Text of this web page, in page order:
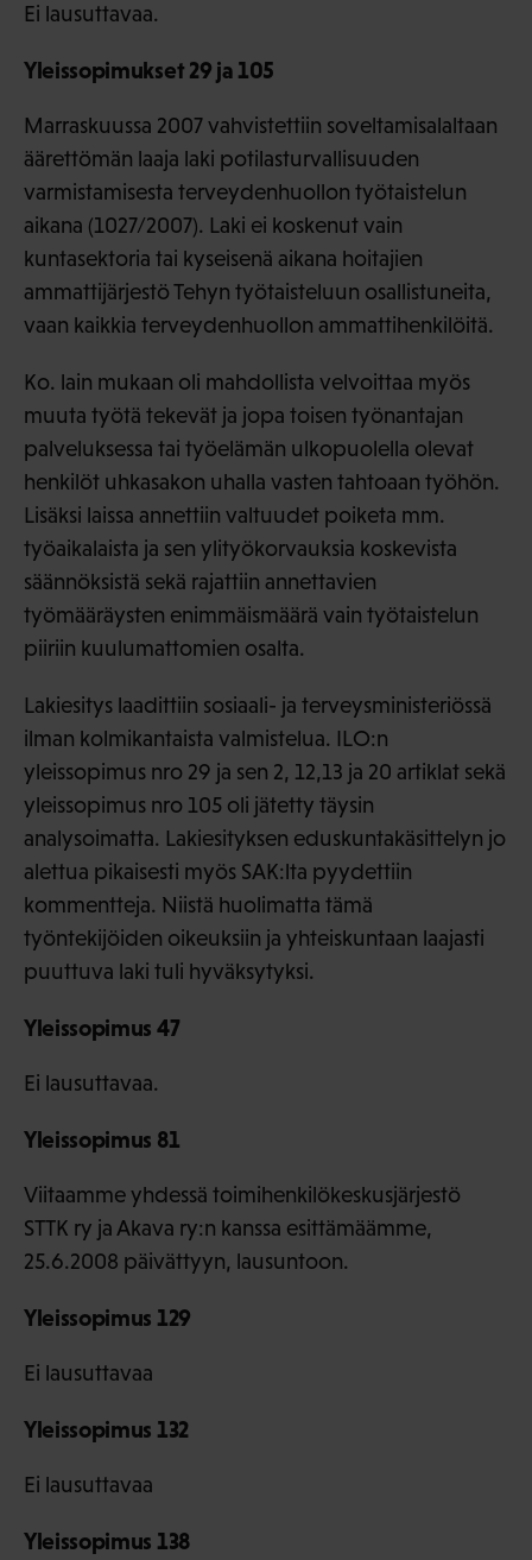
Ei lausuttavaa.
Yleissopimukset 29 ja 105
Marraskuussa 2007 vahvistettiin soveltamisalaltaan
äärettömän laaja laki potilasturvallisuuden
varmistamisesta terveydenhuollon työtaistelun
aikana (1027/2007). Laki ei koskenut vain
kuntasektoria tai kyseisenä aikana hoitajien
ammattijärjestö Tehyn työtaisteluun osallistuneita,
vaan kaikkia terveydenhuollon ammattihenkilöitä.
Ko. lain mukaan oli mahdollista velvoittaa myös
muuta työtä tekevät ja jopa toisen työnantajan
palveluksessa tai työelämän ulkopuolella olevat
henkilöt uhkasakon uhalla vasten tahtoaan työhön.
Lisäksi laissa annettiin valtuudet poiketa mm.
työaikalaista ja sen ylityökorvauksia koskevista
säännöksistä sekä rajattiin annettavien
työmääräysten enimmäismäärä vain työtaistelun
piiriin kuulumattomien osalta.
Lakiesitys laadittiin sosiaali- ja terveysministeriössä
ilman kolmikantaista valmistelua. ILO:n
yleissopimus nro 29 ja sen 2, 12,13 ja 20 artiklat sekä
yleissopimus nro 105 oli jätetty täysin
analysoimatta. Lakiesityksen eduskuntakäsittelyn jo
alettua pikaisesti myös SAK:lta pyydettiin
kommentteja. Niistä huolimatta tämä
työntekijöiden oikeuksiin ja yhteiskuntaan laajasti
puuttuva laki tuli hyväksytyksi.
Yleissopimus 47
Ei lausuttavaa.
Yleissopimus 81
Viitaamme yhdessä toimihenkilökeskusjärjestö
STTK ry ja Akava ry:n kanssa esittämäämme,
25.6.2008 päivättyyn, lausuntoon.
Yleissopimus 129
Ei lausuttavaa
Yleissopimus 132
Ei lausuttavaa
Yleissopimus 138